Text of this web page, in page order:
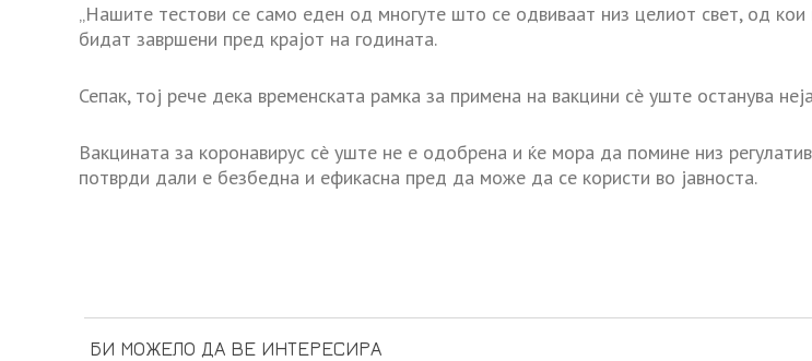
„Нашите тестови се само еден од многуте што се одвиваат низ целиот свет, од
бидат завршени пред крајот на годината.
Сепак, тој рече дека временската рамка за примена на вакцини сè уште останува
Вакцината за коронавирус сè уште не е одобрена и ќе мора да помине низ
потврди дали е безбедна и ефикасна пред да може да се користи во јавноста.
БИ МОЖЕЛО ДА ВЕ ИНТЕРЕСИРА